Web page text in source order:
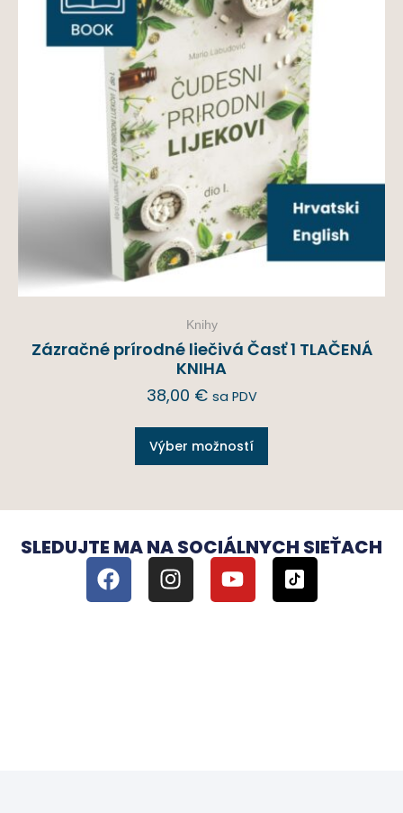
Knihy
Zázračné prírodné liečivá Časť 1 TLAČENÁ
KNIHA
38,00 € sa PDV
Výber možností
SLEDUJTE MA NA SOCIÁLNYCH SIEŤACH